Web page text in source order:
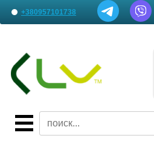
+380957101738
Письмо менеджеру